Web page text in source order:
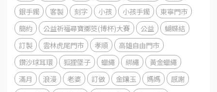
銀手鐲
客製 刻字 小孩 小孩手鐲
東寧門市
簡約
公益祈福尋寶擲筊(博杯)大賽 公益
蝴蝶結
訂製
雲林虎尾門市 孝順
高雄自由門市
鑽沙球耳環
狐狸墜子 蠟繩 綁繩
黃金蠟繩
滿月
浪漫 老婆 訂做 金鑲玉 媽媽
感謝